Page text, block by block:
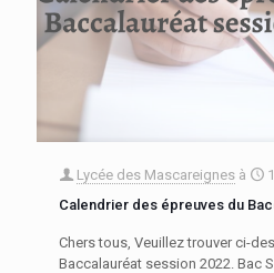
Lycée des Mascareignes à
Calendrier des épreuves du
Chers tous, Veuillez trouver ci-
Baccalauréat session 2022. Bac